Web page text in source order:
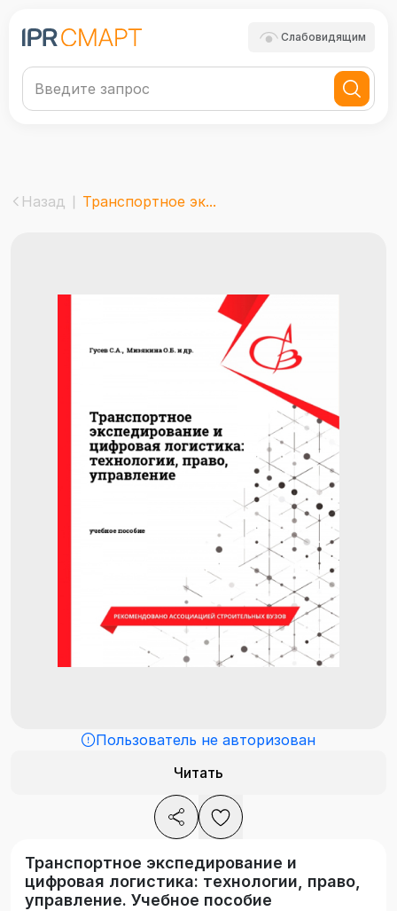
Слабовидящим
Назад Транспортное эк...
Пользователь не авторизован
Читать
Транспортное экспедирование и
цифровая логистика: технологии, право,
управление. Учебное пособие